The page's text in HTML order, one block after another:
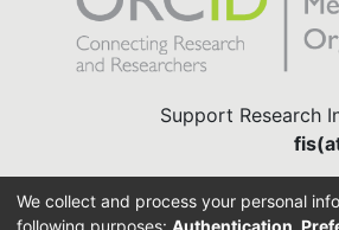
Support Research
We collect and process your personal
following purposes: Authentication,